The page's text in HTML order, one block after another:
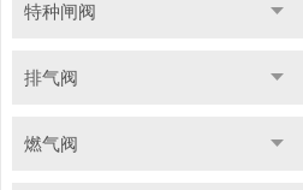
特种闸阀
排气阀
燃气阀